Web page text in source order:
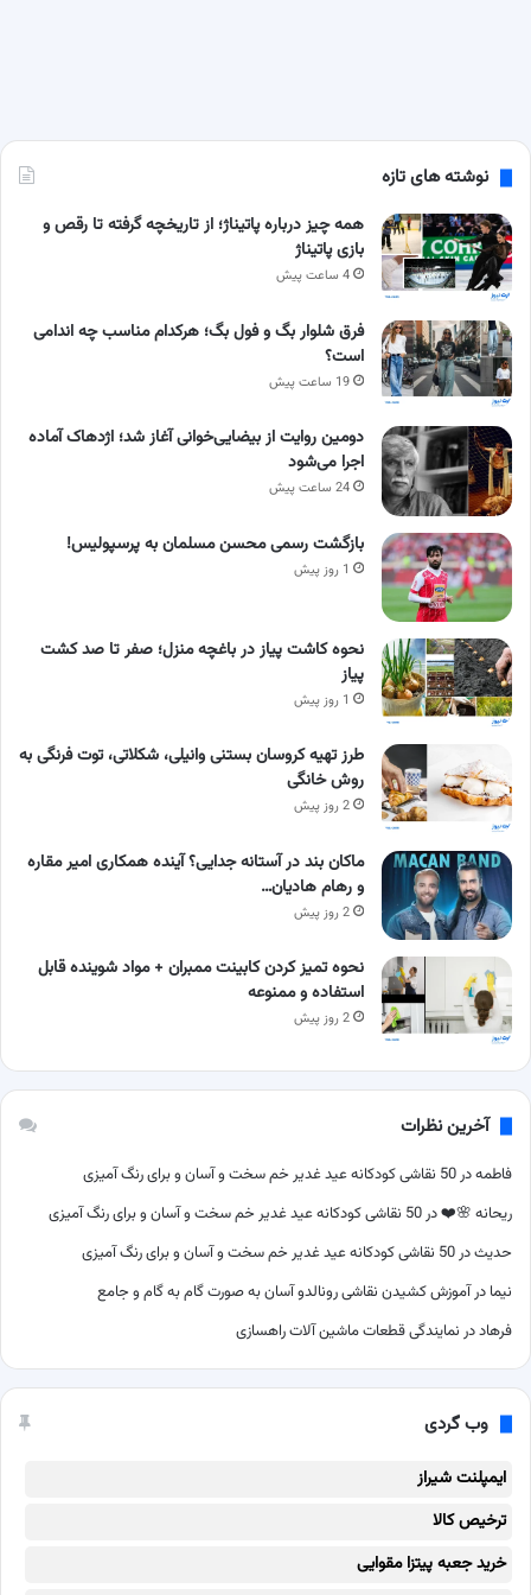
نوشته های تازه
همه چیز درباره پاتیناژ؛ از تاریخچه گرفته تا رقص و
بازی پاتیناژ
4 ساعت پیش
فرق شلوار بگ و فول بگ؛ هرکدام مناسب چه اندامی
است؟
19 ساعت پیش
دومین روایت از بیضایی‌خوانی آغاز شد؛ اژدهاک آماده
اجرا می‌شود
24 ساعت پیش
بازگشت رسمی محسن مسلمان به پرسپولیس!
1 روز پیش
نحوه کاشت پیاز در باغچه منزل؛ صفر تا صد کشت
پیاز
1 روز پیش
طرز تهیه کروسان بستنی وانیلی، شکلاتی، توت فرنگی به
روش خانگی
2 روز پیش
ماکان بند در آستانه جدایی؟ آینده همکاری امیر مقاره
و رهام هادیان…
2 روز پیش
نحوه تمیز کردن کابینت ممبران + مواد شوینده قابل
استفاده و ممنوعه
2 روز پیش
آخرین نظرات
فاطمهدر 50 نقاشی کودکانه عید غدیر خم سخت و آسان و برای رنگ آمیزی
ریحانه 🌸❤️در 50 نقاشی کودکانه عید غدیر خم سخت و آسان و برای رنگ آمیزی
حدیثدر 50 نقاشی کودکانه عید غدیر خم سخت و آسان و برای رنگ آمیزی
نیما درآموزش کشیدن نقاشی رونالدو آسان به صورت گام به گام و جامع
فرهاددر نمایندگی قطعات ماشین آلات راهسازی
وب گردی
ایمپلنت شیراز
ترخیص کالا
خرید جعبه پیتزا مقوایی